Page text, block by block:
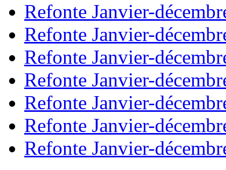
Refonte Janvier-
Refonte Janvier-
Refonte Janvier-
Refonte Janvier-
Refonte Janvier-
Refonte Janvier-
Refonte Janvier-